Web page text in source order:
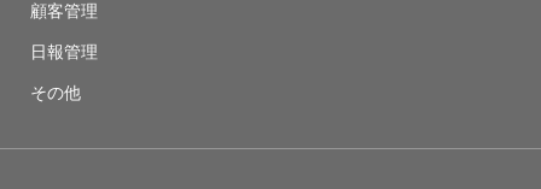
顧客管理
日報管理
その他